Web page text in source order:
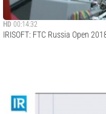
HD 00:14:32
IRISOFT: FTC Russia Open